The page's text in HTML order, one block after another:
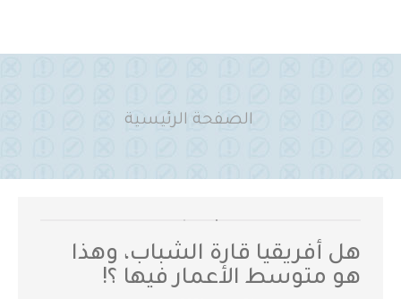
You are here:
الصفحة الرئيسية
هل أفريقيا قارة الشباب، وهذا
هو متوسط الأعمار فيها ؟!